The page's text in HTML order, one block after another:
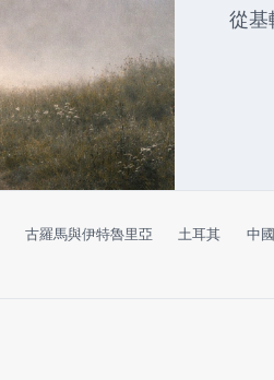
從基
古羅馬與伊特魯里亞 土耳其 中國